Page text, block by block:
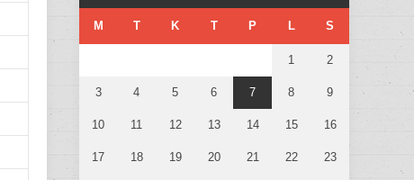
M T K T P L S
1 2
3 4 5 6 7 8 9
10 11 12 13 14 15 16
17 18 19 20 21 22 23